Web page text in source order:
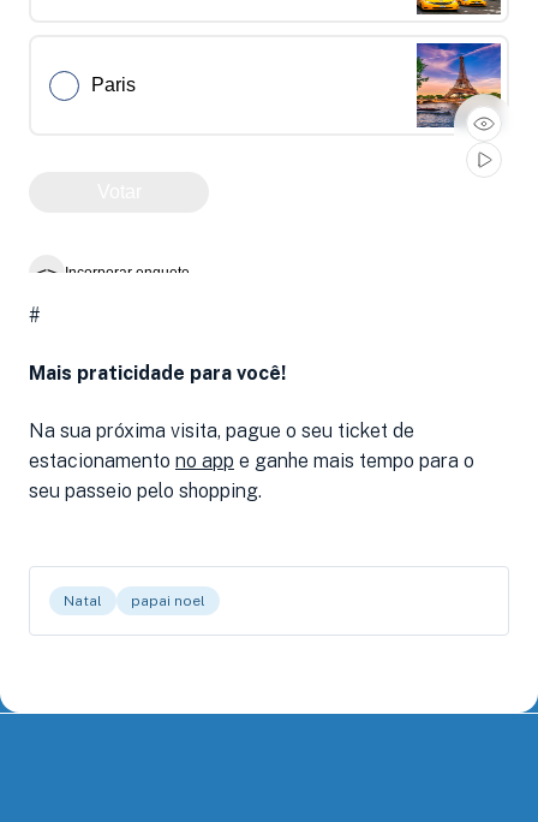
#
Mais praticidade para você!
Na sua próxima visita, pague o seu ticket de
estacionamento no app e ganhe mais tempo para o
seu passeio pelo shopping.
Natal papai noel